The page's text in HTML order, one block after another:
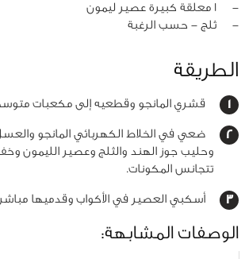
‏-
1 معلقة كبيرة عصير ليمون
‏-
ثلج - حسب الرغبة
الطريقة
قشري المانجو وقطعيه إلى مكعبات
ضعي في الخلاط الكهربائي المانجو
وحليب جوز الهند والثلج وعصير الليمون
تتجانس المكونات.
أسكبي العصير في الأكواب وقدميها
الوصفات المشابهة: